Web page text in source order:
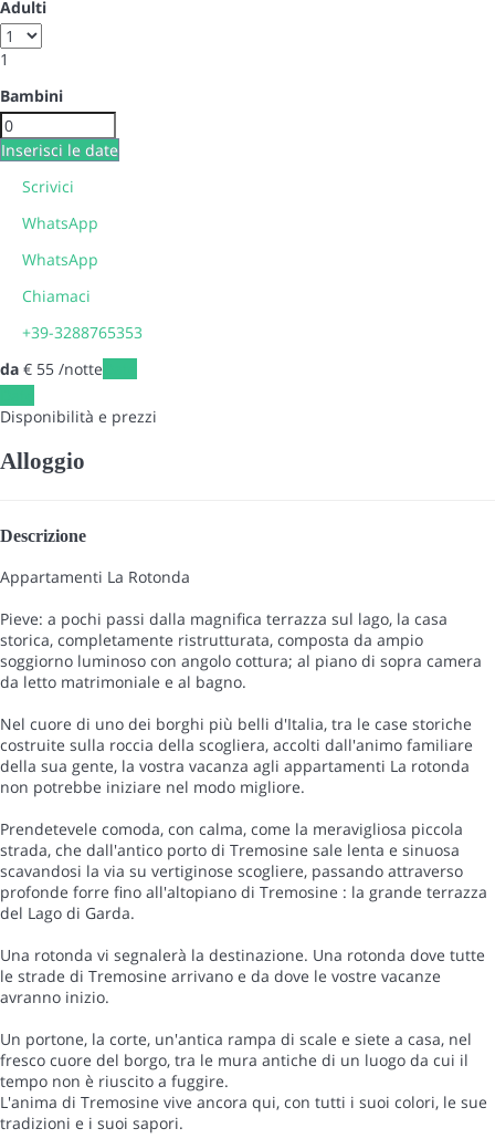
Adulti
1
Bambini
Inserisci le date
Scrivici
WhatsApp
WhatsApp
Chiamaci
+39-3288765353
da € 55 /notte
Disponibilità e prezzi
Alloggio
Descrizione
Appartamenti La Rotonda
Pieve: a pochi passi dalla magnifica terrazza sul lago, la casa
storica, completamente ristrutturata, composta da ampio
soggiorno luminoso con angolo cottura; al piano di sopra camera
da letto matrimoniale e al bagno.
Nel cuore di uno dei borghi più belli d'Italia, tra le case storiche
costruite sulla roccia della scogliera, accolti dall'animo familiare
della sua gente, la vostra vacanza agli appartamenti La rotonda
non potrebbe iniziare nel modo migliore.
Prendetevele comoda, con calma, come la meravigliosa piccola
strada, che dall'antico porto di Tremosine sale lenta e sinuosa
scavandosi la via su vertiginose scogliere, passando attraverso
profonde forre fino all'altopiano di Tremosine : la grande terrazza
del Lago di Garda.
Una rotonda vi segnalerà la destinazione. Una rotonda dove tutte
le strade di Tremosine arrivano e da dove le vostre vacanze
avranno inizio.
Un portone, la corte, un'antica rampa di scale e siete a casa, nel
fresco cuore del borgo, tra le mura antiche di un luogo da cui il
tempo non è riuscito a fuggire.
L'anima di Tremosine vive ancora qui, con tutti i suoi colori, le sue
tradizioni e i suoi sapori.